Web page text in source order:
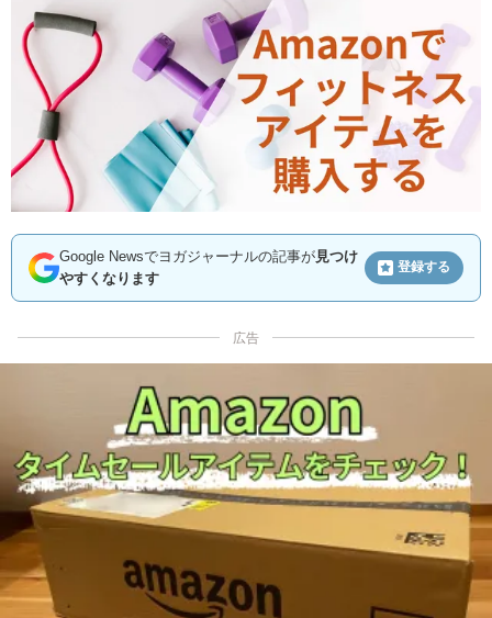
Google Newsでヨガジャーナルの記事が見つけ
やすくなります
登録する
広告